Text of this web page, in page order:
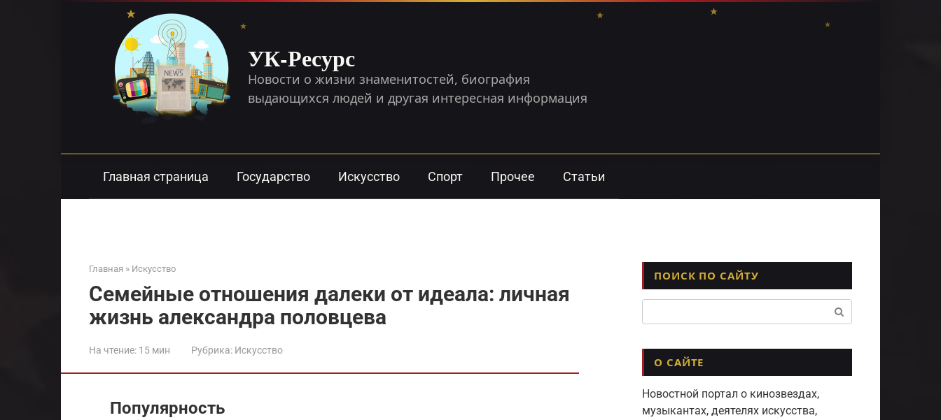
УК-Ресурс
Новости о жизни знаменитостей, биография
выдающихся людей и другая интересная информация
Главная страница Государство Искусство Спорт Прочее Статьи
Главная » Искусство
Семейные отношения далеки от идеала: личная
жизнь александра половцева
На чтение: 15 мин Рубрика: Искусство
Популярность
ПОИСК ПО САЙТУ
О САЙТЕ
Новостной портал о кинозвездах,
музыкантах, деятелях искусства,